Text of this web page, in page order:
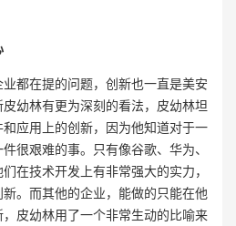
都在提的问题，创新也一直是美安
幼林有更为深刻的看法，皮幼林坦
应用上的创新，因为他知道对于一
很艰难的事。只有像谷歌、华为、
在技术开发上有非常强大的实力，
。而其他的企业，能做的只能在他
皮幼林用了一个非常生动的比喻来